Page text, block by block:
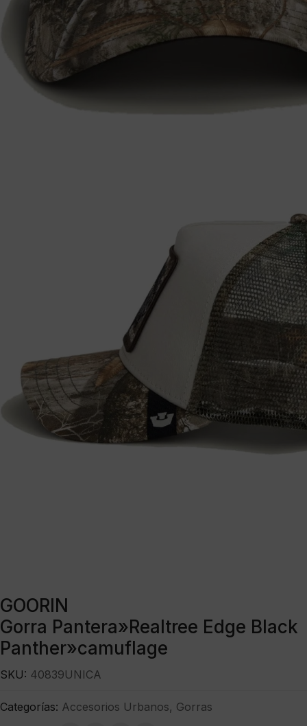
GOORIN
Gorra Pantera»Realtree Edge Black
Panther»camuflage
SKU: 40839UNICA
Categorías: Accesorios Urbanos, Gorras